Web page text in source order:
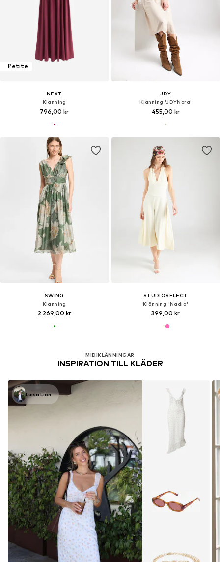
Petite
NEXT
Klänning
796,00 kr
JDY
Klänning 'JDYNora'
455,00 kr
SWING
Klänning
2 269,00 kr
STUDIOSELECT
Klänning 'Nadia'
399,00 kr
MIDIKLÄNNINGAR
INSPIRATION TILL KLÄDER
Luisa Lion